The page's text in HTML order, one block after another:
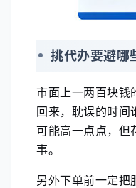
挑代办要避哪
市面上一两百块钱
回来，耽误的时间
可能高一点点，但
事。
另外下单前一定把